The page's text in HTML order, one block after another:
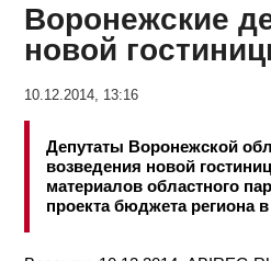
Воронежские
новой
10.12.2014, 13:16
Депутаты Воронежской
возведения новой
материалов областного
проекта бюджета региона